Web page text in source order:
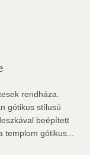
rendháza.
gótikus stílusú
beépített
gótikus...